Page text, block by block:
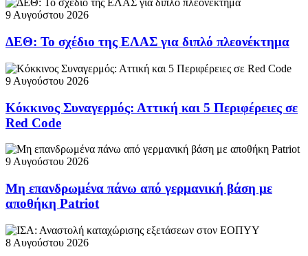
9 Αυγούστου 2026
ΔΕΘ: Το σχέδιο της ΕΛΑΣ για διπλό πλεονέκτημα
9 Αυγούστου 2026
Κόκκινος Συναγερμός: Αττική και 5 Περιφέρειες σε
Red Code
9 Αυγούστου 2026
Μη επανδρωμένα πάνω από γερμανική βάση με
αποθήκη Patriot
8 Αυγούστου 2026